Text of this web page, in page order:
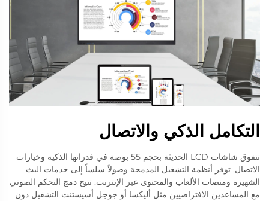
التكامل الذكي والاتصال
تتفوق شاشات LCD الحديثة بحجم 55 بوصة في قدراتها الذكية وخيارات
الاتصال. توفر أنظمة التشغيل المدمجة وصولاً سلساً إلى خدمات البث
الشهيرة ومنصات الألعاب والمحتوى عبر الإنترنت. تتيح دمج التحكم الصوتي
مع المساعدين الافتراضيين مثل أليكسا أو جوجل أسيستنت التشغيل دون